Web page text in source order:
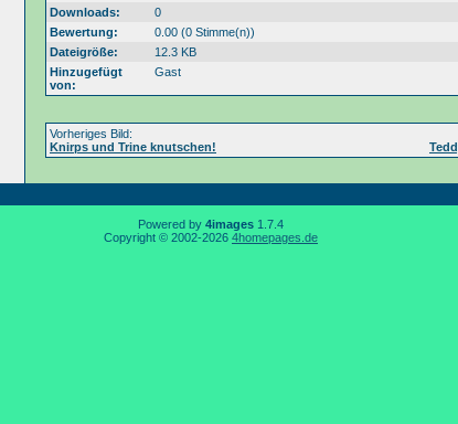
Downloads:
0
Bewertung:
0.00 (0 Stimme(n))
Dateigröße:
12.3 KB
Hinzugefügt
von:
Gast
Vorheriges Bild:
Knirps und Trine knutschen!
Powered by 4images 1.7.4
Copyright © 2002-2026 4homepages.de